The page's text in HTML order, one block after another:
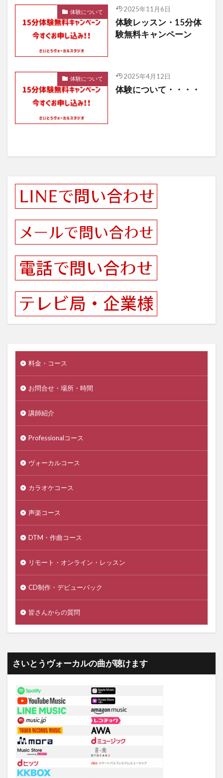
体験について 2025年11月6日
体験レッスン・15分体
験無料キャンペーン
体験について 2025年4月12日
体験について・・・・
料金・コース
お問合せ・場所・時間
講師紹介
Professionalコース
ヴォーカルコース
カラオケコース
声楽コース
DTM・作曲コース
リモート・オンライン・レッスン
CD制作・デビューパック
皆さんからの質問
さいとうヴォーカルの曲が聴けます